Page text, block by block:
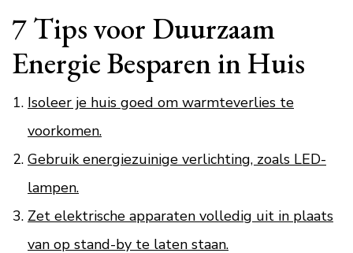
7 Tips voor Duurzaam
Energie Besparen in Huis
Isoleer je huis goed om warmteverlies te
voorkomen.
Gebruik energiezuinige verlichting, zoals LED-
lampen.
Zet elektrische apparaten volledig uit in plaats
van op stand-by te laten staan.